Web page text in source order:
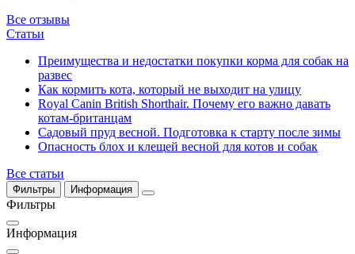
Все отзывы
Статьи
Преимущества и недостатки покупки корма для собак на
развес
Как кормить кота, который не выходит на улицу
Royal Canin British Shorthair. Почему его важно давать
котам-британцам
Садовый пруд весной. Подготовка к старту после зимы
Опасность блох и клещей весной для котов и собак
Все статьи
Фильтры Информация
Фильтры
Информация